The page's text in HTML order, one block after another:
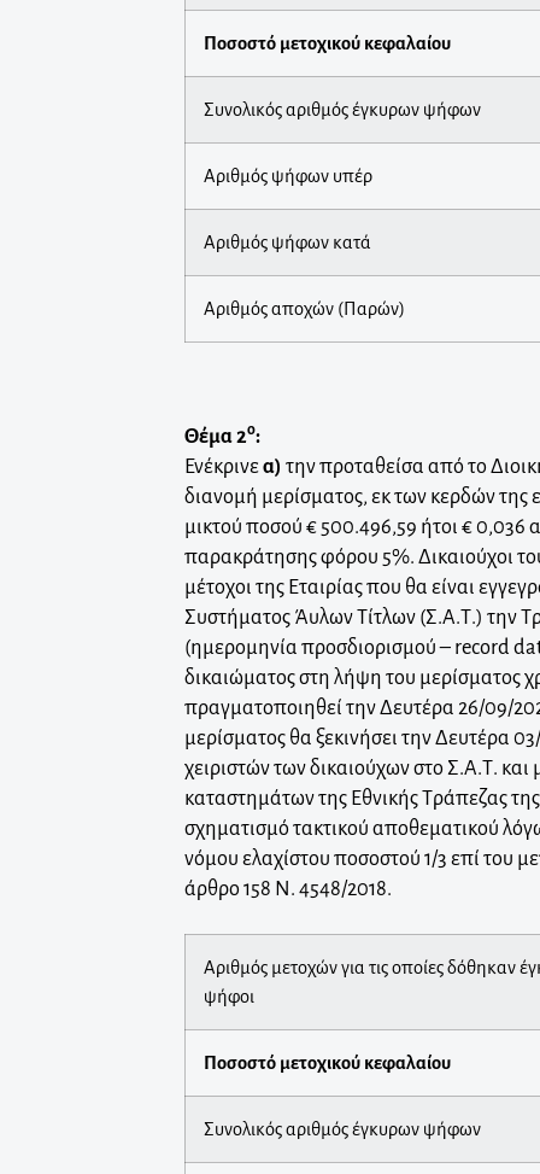
Ποσοστό μετοχικού κεφαλαίου
Συνολικός αριθμός έγκυρων ψήφων
Αριθμός ψήφων υπέρ
Αριθμός ψήφων κατά
Αριθμός αποχών (Παρών)
Θέμα 2ο:
Ενέκρινεα) την προταθείσα από το
διανομή μερίσματος, εκ των κερδών της
μικτού ποσού € 500.496,59 ήτοι € 0,036
παρακράτησης φόρου 5%. Δικαιούχοι
μέτοχοι της Εταιρίας που θα είναι
Συστήματος Άυλων Τίτλων (Σ.Α.Τ.) την
(ημερομηνία προσδιορισμού – record
δικαιώματος στη λήψη του μερίσματος
πραγματοποιηθεί την Δευτέρα 26/09/
μερίσματος θα ξεκινήσει την Δευτέρα
χειριστών των δικαιούχων στο Σ.Α.Τ.
καταστημάτων της Εθνικής Τράπεζας
σχηματισμό τακτικού αποθεματικού
νόμου ελαχίστου ποσοστού 1/3 επί του
άρθρο 158 Ν. 4548/2018.
Αριθμός μετοχών για τις οποίες δόθηκαν
ψήφοι
Ποσοστό μετοχικού κεφαλαίου
Συνολικός αριθμός έγκυρων ψήφων